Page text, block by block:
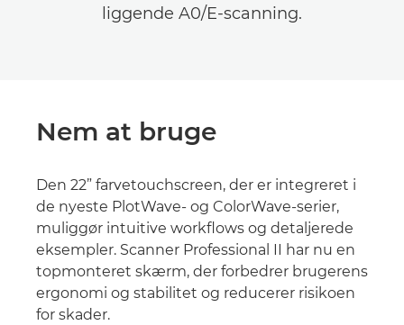
liggende A0/E-scanning.
Nem at bruge
Den 22” farvetouchscreen, der er integreret i
de nyeste PlotWave- og ColorWave-serier,
muliggør intuitive workflows og detaljerede
eksempler. Scanner Professional II har nu en
topmonteret skærm, der forbedrer brugerens
ergonomi og stabilitet og reducerer risikoen
for skader.